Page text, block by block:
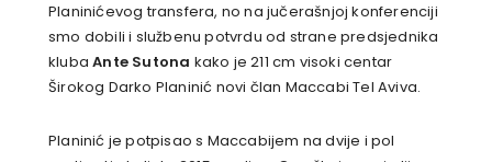
Planinićevog transfera, no na jučerašnjoj konferenciji
smo dobili i službenu potvrdu od strane predsjednika
klubaAnte Sutona kako je 211 cm visoki centar
Širokog Darko Planinić novi član Maccabi Tel Aviva.
Planinić je potpisao s Maccabijem na dvije i pol